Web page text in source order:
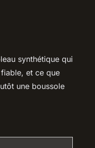
synthétique qui
et ce que
une boussole